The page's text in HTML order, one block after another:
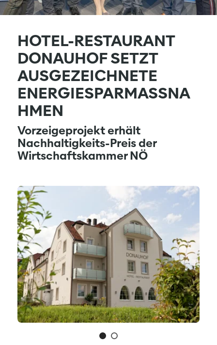
HOTEL-RESTAURANT
DONAUHOF SETZT
AUSGEZEICHNETE
ENERGIESPARMASSNAH
MEN
Vorzeigeprojekt erhält
Nachhaltigkeits-Preis der
Wirtschaftskammer NÖ